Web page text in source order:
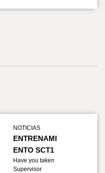
NOTICIAS
ENTRENAMI
ENTO SCT1
Have you taken
Supervisor